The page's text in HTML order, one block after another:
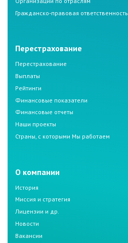
Гражданско-правовая ответственность
Перестрахование
Перестрахование
Выплаты
Рейтинги
Финансовые показатели
Финансовые отчеты
Наши проекты
Страны, с которыми Мы работаем
О компании
История
Миссия и стратегия
Лицензии и др.
Новости
Вакансии